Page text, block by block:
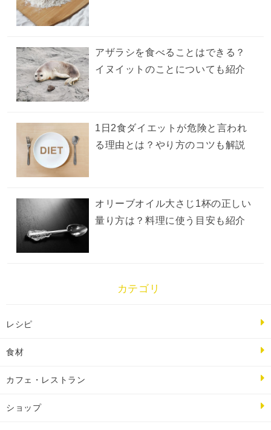
アザラシを食べることはできる？
イヌイットのことについても紹介
1日2食ダイエットが危険と言われ
る理由とは？やり方のコツも解説
オリーブオイル大さじ1杯の正しい
量り方は？料理に使う目安も紹介
カテゴリ
レシピ
食材
カフェ・レストラン
ショップ